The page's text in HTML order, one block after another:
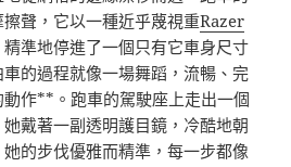
聲，它以一種近乎蔑視重Razer
準地停進了一個只有它車身尺寸
的過程就像一場舞蹈，流暢、完
作**。跑車的駕駛座上走出一個
戴著一副透明護目鏡，冷酷地朝
的步伐優雅而精準，每一步都像